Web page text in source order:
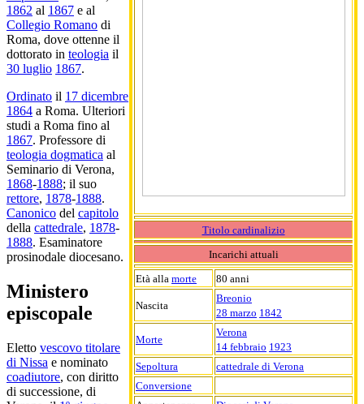
Titolo cardinalizio
Incarichi attuali
Età alla morte 80 anni
Nascita
Breonio
28 marzo 1842
Morte
Verona
14 febbraio 1923
Sepoltura
cattedrale di Verona
Conversione
1862 al 1867 e al
Collegio Romano di
Roma, dove ottenne il
dottorato in teologia il
30 luglio 1867.
Ordinato il 17 dicembre
1864 a Roma. Ulteriori
studi a Roma fino al
1867. Professore di
teologia dogmatica al
Seminario di Verona,
1868-1888; il suo
rettore, 1878-1888.
Canonico del capitolo
della cattedrale, 1878-
1888. Esaminatore
prosinodale diocesano.
Ministero
episcopale
Eletto vescovo titolare
di Nissa e nominato
coadiutore, con diritto
di successione, di